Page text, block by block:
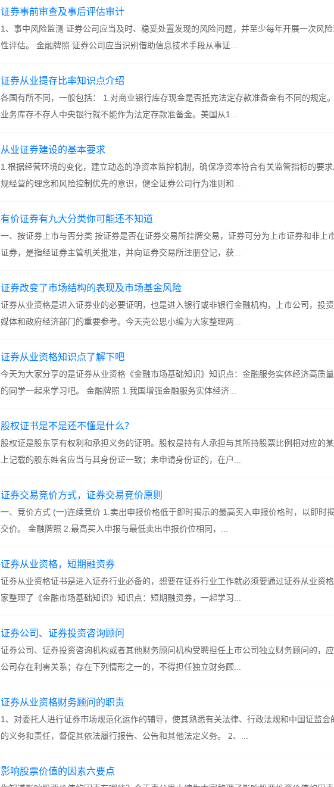
证券事前审查及事后评估审计
1、事中风险监测 证券公司应当及时、稳妥处置发现的风险问题，并至少每年开展一次风
性评估。 金融牌照 证券公司应当识别借助信息技术手段从事证...
证券从业提存比率知识点介绍
各国有所不同，一般包括： 1.对商业银行库存现金是否抵充法定存款准备金有不同的规定
业务库存不存人中央银行就不能作为法定存款准备金。美国从1...
从业证券建设的基本要求
1.根据经营环境的变化，建立动态的净资本监控机制，确保净资本符合有关监管指标的要
规经营的理念和风险控制优先的意识，健全证券公司行为准则和...
有价证券有九大分类你可能还不知道
一、按证券上市与否分类 按证券是否在证券交易所挂牌交易，证券可分为上市证券和非上
证券，是指经证券主管机关批准，并向证券交易所注册登记，获...
证券改变了市场结构的表现及市场基金风险
证券从业资格是进入证券业的必要证明，也是进入银行或非银行金融机构，上市公司，投
媒体和政府经济部门的重要参考。今天壳公思小编为大家整理两...
证券从业资格知识点了解下吧
今天为大家分享的是证券从业资格《金融市场基础知识》知识点：金融服务实体经济高质
的同学一起来学习吧。 金融牌照 1.我国增强金融服务实体经济...
股权证书是不是还不懂是什么？
股权证是股东享有权利和承担义务的证明。股权是持有人承担与其所持股票比例相对应的
上记载的股东姓名应当与其身份证一致；未申请身份证的，在户...
证券交易竞价方式，证券交易竞价原则
一、竞价方式 (一)连续竞价 1.卖出申报价格低于即时揭示的最高买入申报价格时，以即时
交价。 金融牌照 2.最高买入申报与最低卖出申报价位相同，...
证券从业资格，短期融资券
证券从业资格证书是进入证券行业必备的，想要在证券行业工作就必须要通过证券从业资
家整理了《金融市场基础知识》知识点：短期融资券，一起学习...
证券公司、证券投资咨询顾问
证券公司、证券投资咨询机构或者其他财务顾问机构受聘担任上市公司独立财务顾问的，
公司存在利害关系；存在下列情形之一的，不得担任独立财务顾...
证券从业资格财务顾问的职责
1、对委托人进行证券市场规范化运作的辅导，使其熟悉有关法律、行政法规和中国证监会
的义务和责任，督促其依法履行报告、公告和其他法定义务。 2、...
影响股票价值的因素六要点